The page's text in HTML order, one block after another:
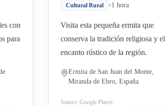
con
para
Cultural Rural •1 hora
Visita esta pequeña ermita que
conserva la tradición religiosa y el
encanto rústico de la región.
Ermita de San Juan del Monte,
Miranda de Ebro, España
Source: Google Places